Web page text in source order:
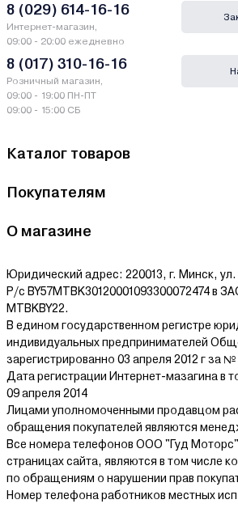
Каталог товаров
Покупателям
О магазине
Юридический адрес: 220013, г. Минск,
Р/с BY57MTBK30120001093300072474 в
MTBKBY22.
В едином государственном регистре
индивидуальных предпринимателей
зарегистрированно 03 апреля 2012 г за №
Дата регистрации Интернет-мазагина в
09 апреля 2014
Лицами уполномоченными продавцом
обращения покупателей являются
Все номера телефонов ООО "Гуд
страницах сайта, являются в том числе
по обращениям о нарушении прав
Номер телефона работников местных
8 (029) 614-16-16
Интернет-магазин,
09:00 - 20:00 ежедневно
8 (017) 310-16-16
Розничный магазин,
09:00 - 19:00 ПН-ПТ
09:00 - 15:00 СБ